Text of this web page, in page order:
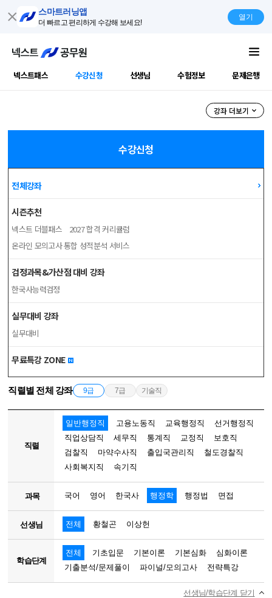
스마트러닝앱
더 빠르고 편리하게 수강해 보세요!
열기
넥스트패스 수강신청 선생님 수험정보 문제은행
강좌 더보기
수강신청
전체강좌
시즌추천
넥스트 더블패스
2027 합격 커리큘럼
온라인 모의고사통합 성적분석 서비스
검정과목&가산점 대비 강좌
한국사능력검정
실무대비 강좌
실무대비
무료특강 ZONE
직렬별 전체 강좌 9급 7급 기술직
직렬
일반행정직 고용노동직 교육행정직
선거행정직
직업상담직
세무직 통계직 교정직
보호직
검찰직
마약수사직 출입국관리직
철도경찰직
사회복지직
속기직
과목 국어 영어 한국사 행정학 행정법 면접
선생님 전체 황철곤 이상헌
학습단계
전체 기초입문 기본이론 기본심화
심화이론
기출분석/문제풀이
파이널/모의고사 전략특강
선생님/학습단계 닫기